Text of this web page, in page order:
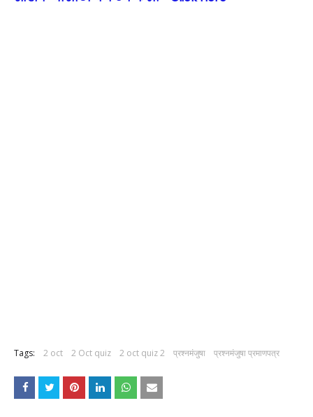
Tags: 2 oct 2 Oct quiz 2 oct quiz 2 प्रश्नमंजुषा प्रश्नमंजुषा प्रमाणपत्र